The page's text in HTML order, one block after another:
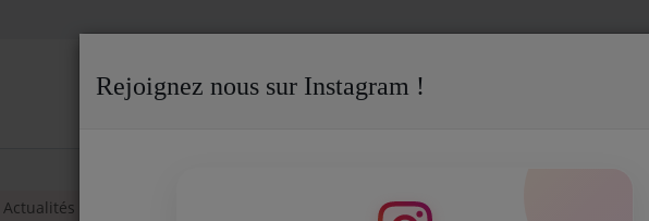
Actualités Anthime Leroy, invité de “Bretelles et Ritournelles” sur Radio
Rejoignez nous sur Instagram !